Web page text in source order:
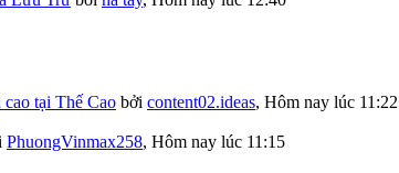
tại Thế Cao bởi content02.ideas, Hôm nay lúc 11:22
PhuongVinmax258, Hôm nay lúc 11:15